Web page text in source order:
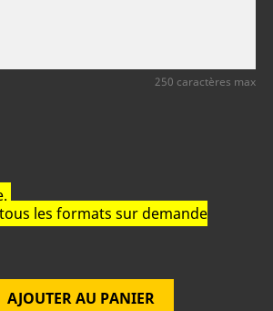
250 caractères max
les formats sur demande
AJOUTER AU PANIER